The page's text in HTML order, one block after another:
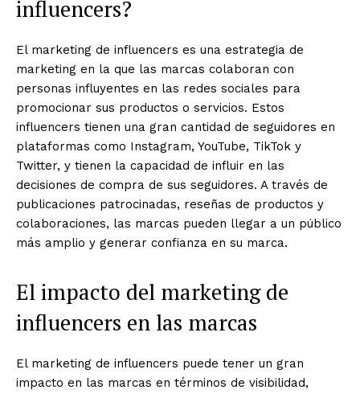
influencers?
El marketing de influencers es una estrategia de
marketing en la que las marcas colaboran con
personas influyentes en las redes sociales para
promocionar sus productos o servicios. Estos
influencers tienen una gran cantidad de seguidores en
plataformas como Instagram, YouTube, TikTok y
Twitter, y tienen la capacidad de influir en las
decisiones de compra de sus seguidores. A través de
publicaciones patrocinadas, reseñas de productos y
colaboraciones, las marcas pueden llegar a un público
más amplio y generar confianza en su marca.
El impacto del marketing de
influencers en las marcas
El marketing de influencers puede tener un gran
impacto en las marcas en términos de visibilidad,